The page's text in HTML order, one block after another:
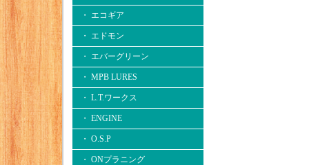
・ エコギア
・ エドモン
・ エバーグリーン
・ MPB LURES
・ L.T.ワークス
・ ENGINE
・ O.S.P
・ ONプラニング